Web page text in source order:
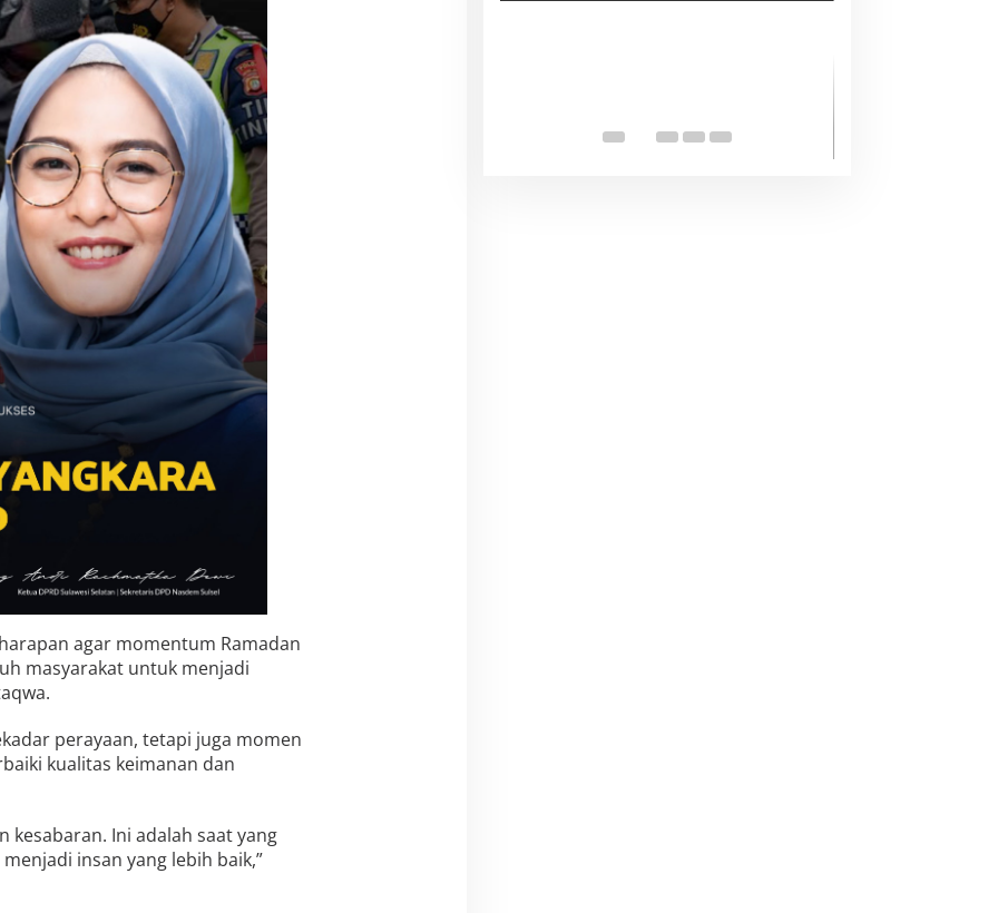
agar momentum Ramadan
masyarakat untuk menjadi
perayaan, tetapi juga momen
kualitas keimanan dan
kesabaran. Ini adalah saat yang
insan yang lebih baik,”